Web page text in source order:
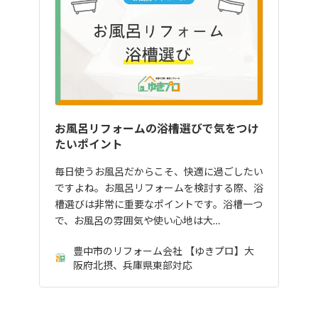
お風呂リフォームの浴槽選びで気をつけ
たいポイント
毎日使うお風呂だからこそ、快適に過ごしたい
ですよね。お風呂リフォームを検討する際、浴
槽選びは非常に重要なポイントです。浴槽一つ
で、お風呂の雰囲気や使い心地は大…
豊中市のリフォーム会社 【ゆきプロ】大
阪府北摂、兵庫県東部対応